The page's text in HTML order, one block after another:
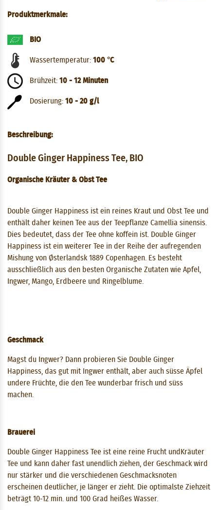
Produktmerkmale:
BIO
Wassertemperatur: 100 °C
Brühzeit: 10 - 12 Minuten
Dosierung: 10 - 20 g/l
Beschreibung:
Double Ginger Happiness Tee, BIO
Organische Kräuter & Obst Tee
Double Ginger Happiness ist ein reines Kraut und Obst Tee und
enthält daher keinen Tee aus der Teepflanze Camellia sinensis.
Dies bedeutet, dass der Tee ohne koffein ist. Double Ginger
Happiness ist ein weiterer Tee in der Reihe der aufregenden
Mishung von Østerlandsk 1889 Copenhagen. Es besteht
ausschließlich aus den besten Organische Zutaten wie Apfel,
Ingwer, Mango, Erdbeere und Ringelblume.
Geschmack
Magst du Ingwer? Dann probieren Sie Double Ginger
Happiness, das gut mit Ingwer enthält, aber auch süsse Äpfel
undere Früchte, die den Tee wunderbar frisch und süss
machen.
Brauerei
Double Ginger Happiness Tee ist eine reine Frucht undKräuter
Tee und kann daher fast unendlich ziehen, der Geschmack wird
nur stärker und die verschiedenen Geschmacksnoten
erscheinen deutlicher, je länger er zieht. Die optimalste Ziehzeit
beträgt 10-12 min. und 100 Grad heißes Wasser.